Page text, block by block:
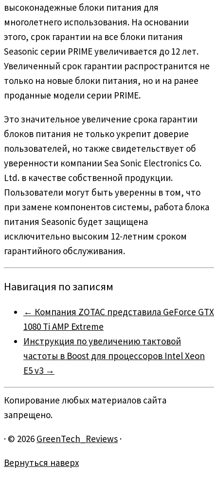
высоконадежные блоки питания для
многолетнего использования. На основании
этого, срок гарантии на все блоки питания
Seasonic серии PRIME увеличивается до 12 лет.
Увеличенный срок гарантии распространится не
только на новые блоки питания, но и на ранее
проданные модели серии PRIME.
Это значительное увеличение срока гарантии
блоков питания не только укрепит доверие
пользователей, но также свидетельствует об
уверенности компании Sea Sonic Electronics Co.
Ltd. в качестве собственной продукции.
Пользователи могут быть уверенны в том, что
при замене компонентов системы, работа блока
питания Seasonic будет защищена
исключительно высоким 12-летним сроком
гарантийного обслуживания.
Навигация по записям
← Компания ZOTAC представила GeForce GTX
1080 Ti AMP Extreme
Инструкция по увеличению тактовой
частоты в Boost для процессоров Intel Xeon
E5 v3 →
Копирование любых материалов сайта
запрещено.
· © 2026 GreenTech_Reviews ·
Вернуться наверх